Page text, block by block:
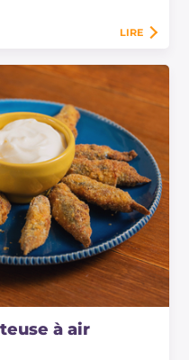
LIRE
à air